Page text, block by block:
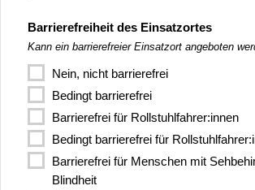
Barrierefreiheit des Einsatzortes
Kann ein barrierefreier Einsatzort angeboten
Nein, nicht barrierefrei
Bedingt barrierefrei
Barrierefrei für Rollstuhlfahrer:innen
Bedingt barrierefrei für
Barrierefrei für Menschen mit
Blindheit